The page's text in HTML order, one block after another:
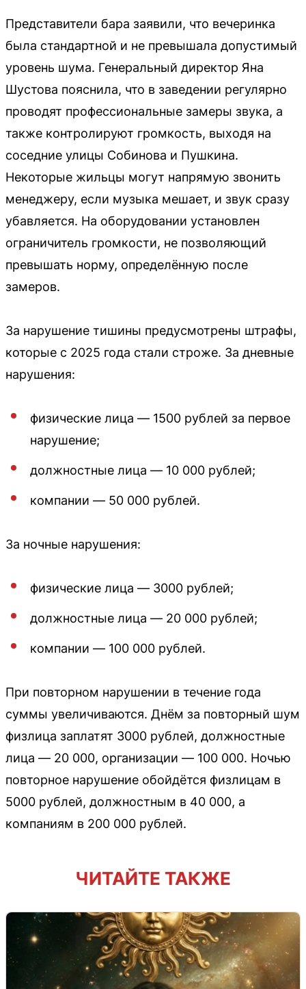
Представители бара заявили, что вечеринка
была стандартной и не превышала допустимый
уровень шума. Генеральный директор Яна
Шустова пояснила, что в заведении регулярно
проводят профессиональные замеры звука, а
также контролируют громкость, выходя на
соседние улицы Собинова и Пушкина.
Некоторые жильцы могут напрямую звонить
менеджеру, если музыка мешает, и звук сразу
убавляется. На оборудовании установлен
ограничитель громкости, не позволяющий
превышать норму, определённую после
замеров.
За нарушение тишины предусмотрены штрафы,
которые с 2025 года стали строже. За дневные
нарушения:
физические лица — 1500 рублей за первое
нарушение;
должностные лица — 10 000 рублей;
компании — 50 000 рублей.
За ночные нарушения:
физические лица — 3000 рублей;
должностные лица — 20 000 рублей;
компании — 100 000 рублей.
При повторном нарушении в течение года
суммы увеличиваются. Днём за повторный шум
физлица заплатят 3000 рублей, должностные
лица — 20 000, организации — 100 000. Ночью
повторное нарушение обойдётся физлицам в
5000 рублей, должностным в 40 000, а
компаниям в 200 000 рублей.
ЧИТАЙТЕ ТАКЖЕ